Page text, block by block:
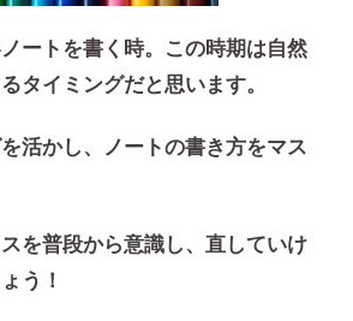
ートを書く時。この時期は自然
タイミングだと思います。
活かし、ノートの書き方をマス
を普段から意識し、直していけ
う！